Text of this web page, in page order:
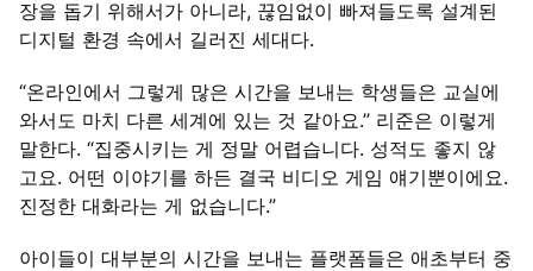
장을 돕기 위해서가 아니라, 끊임없이 빠져들도록 설계된
디지털 환경 속에서 길러진 세대다.
“온라인에서 그렇게 많은 시간을 보내는 학생들은 교실에
와서도 마치 다른 세계에 있는 것 같아요.” 리준은 이렇게
말한다. “집중시키는 게 정말 어렵습니다. 성적도 좋지 않
고요. 어떤 이야기를 하든 결국 비디오 게임 얘기뿐이에요.
진정한 대화라는 게 없습니다.”
아이들이 대부분의 시간을 보내는 플랫폼들은 애초부터 중